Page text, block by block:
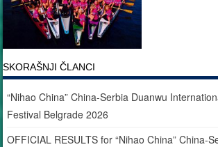
SKORAŠNJI ČLANCI
“Nihao China” China-Serbia Duanwu
Festival Belgrade 2026
OFFICIAL RESULTS for “Nihao China” China-